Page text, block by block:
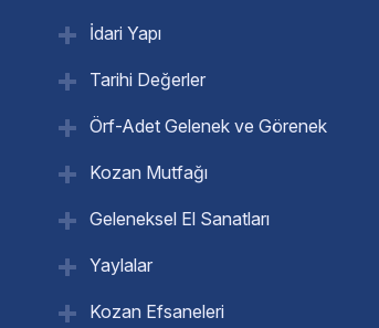
İdari Yapı
Tarihi Değerler
Örf-Adet Gelenek ve Görenek
Kozan Mutfağı
Geleneksel El Sanatları
Yaylalar
Kozan Efsaneleri